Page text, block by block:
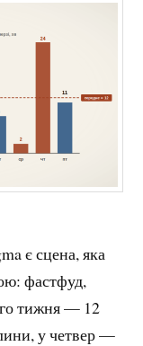
є сцена, яка
фастфуд,
тижня — 12
у четвер —